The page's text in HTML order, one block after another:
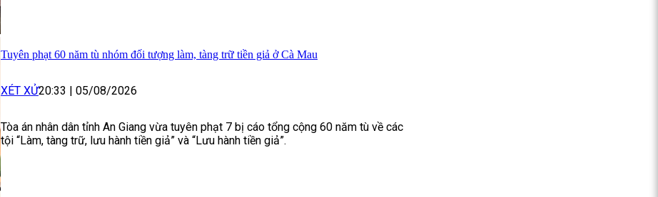
Tuyên phạt 60 năm tù nhóm đối tượng làm, tàng trữ tiền giả ở Cà Mau
XÉT XỬ20:33 | 05/08/2026
Tòa án nhân dân tỉnh An Giang vừa tuyên phạt 7 bị cáo tổng cộng 60 năm tù về các
tội “Làm, tàng trữ, lưu hành tiền giả” và “Lưu hành tiền giả”.